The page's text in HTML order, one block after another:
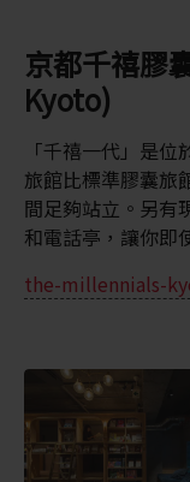
京都千禧膠
Kyoto)
「千禧一代」是
旅館比標準膠囊旅
間足夠站立。另有
和電話亭，讓你即
the-millennials-